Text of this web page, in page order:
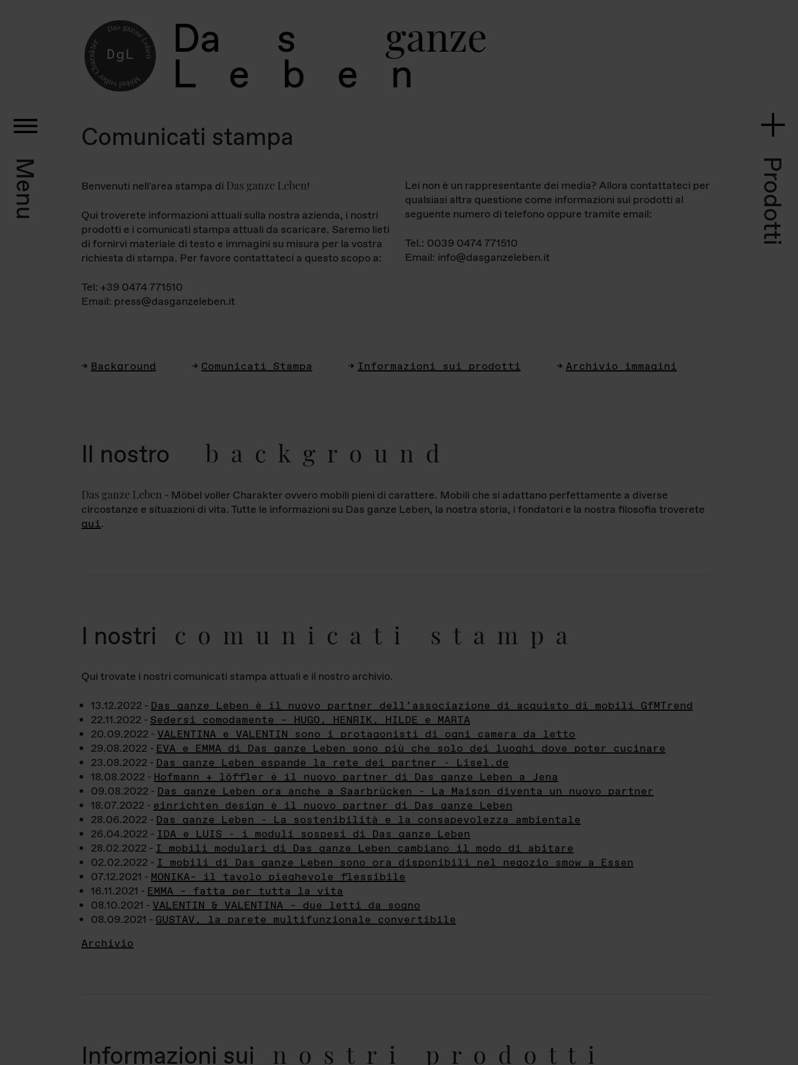
Da s ganz
L e b e
Menu Prodotti
Comunicati stampa
Benvenuti nell'area stampa di Das ganze Leben!
Qui troverete informazioni attuali sulla nostra azienda, i nostri
prodotti e i comunicati stampa attuali da scaricare. Saremo lieti
di fornirvi materiale di testo e immagini su misura per la vostra
richiesta di stampa. Per favore contattateci a questo scopo a:
Tel: +39 0474 771510
Email: press@dasganzeleben.it
Lei non è un rappresentante dei media? Allora contattateci per
qualsiasi altra questione come informazioni sui prodotti al
seguente numero di telefono oppure tramite email:
Tel.: 0039 0474 771510
Email: info@dasganzeleben.it
Background Comunicati Stampa Informazioni sui prodotti Archivio immagini
Il nostro background
Das ganze Leben - Möbel voller Charakter ovvero mobili pieni di carattere. Mobili che si adattano perfettamente a diverse
circostanze e situazioni di vita. Tutte le informazioni su Das ganze Leben, la nostra storia, i fondatori e la nostra filosofia troverete
qui.
I nostri comunicati stampa
Qui trovate i nostri comunicati stampa attuali e il nostro archivio.
13.12.2022 - Das ganze Leben è il nuovo partner dell’associazione di acquisto di mobili GfMTrend
22.11.2022 - Sedersi comodamente – HUGO, HENRIK, HILDE e MARTA
20.09.2022 - VALENTINA e VALENTIN sono i protagonisti di ogni camera da letto
29.08.2022 - EVA e EMMA di Das ganze Leben sono più che solo dei luoghi dove poter cucinare
23.08.2022 - Das ganze Leben espande la rete dei partner - Lisel.de
18.08.2022 - Hofmann + löffler è il nuovo partner di Das ganze Leben a Jena
09.08.2022 - Das ganze Leben ora anche a Saarbrücken - La Maison diventa un nuovo partner
18.07.2022 - einrichten design è il nuovo partner di Das ganze Leben
28.06.2022 - Das ganze Leben - La sostenibilità e la consapevolezza ambientale
26.04.2022 - IDA e LUIS - i moduli sospesi di Das ganze Leben
28.02.2022 - I mobili modulari di Das ganze Leben cambiano il modo di abitare
02.02.2022 - I mobili di Das ganze Leben sono ora disponibili nel negozio smow a Essen
07.12.2021 - MONIKA– il tavolo pieghevole flessibile
16.11.2021 - EMMA – fatta per tutta la vita
08.10.2021 - VALENTIN & VALENTINA – due letti da sogno
08.09.2021 - GUSTAV, la parete multifunzionale convertibile
Archivio
Informazioni sui nostri prodotti